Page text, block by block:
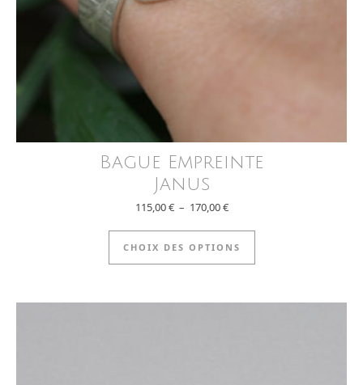
Bague Empreinte
Janus
115,00€ – 170,00€Plage de prix : 115,00 € à
CHOIX DES OPTIONS
Ce produit a